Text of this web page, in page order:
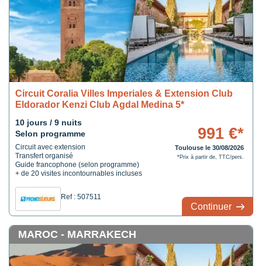
Circuit Coralia Villes Imperiales & Extension Club
Eldorador Kenzi Club Agdal Medina 5*
10 jours / 9 nuits
Selon programme
Circuit avec extension
Transfert organisé
Guide francophone (selon programme)
+ de 20 visites incontournables incluses
Ref : 507511
991 €*
Toulouse le 30/08/2026
*Prix à partir de, TTC/pers.
Continuer
MAROC - MARRAKECH